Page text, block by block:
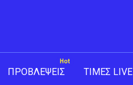
ΠΡΟΒΛΕΨΕΙΣ ΤΙΜΕΣ LIVE